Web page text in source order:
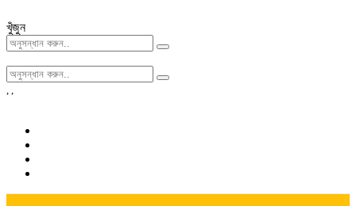
খুঁজুন
, ,